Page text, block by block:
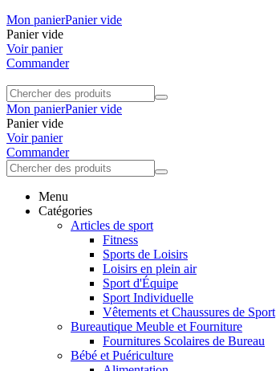
Mon panierPanier vide
Panier vide
Voir panier
Commander
Mon panierPanier vide
Panier vide
Voir panier
Commander
Menu
Catégories
Articles de sport
Fitness
Sports de Loisirs
Loisirs en plein air
Sport d'Équipe
Sport Individuelle
Vêtements et Chaussures de Sport
Bureautique Meuble et Fourniture
Fournitures Scolaires de Bureau
Bébé et Puériculture